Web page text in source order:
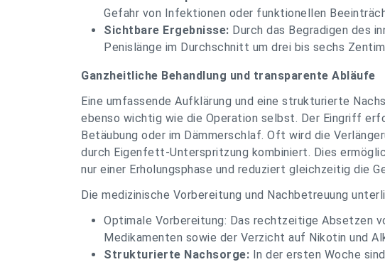
Gefahr von Infektionen oder funktionellen
Sichtbare Ergebnisse: Durch das Begradigen des
Penislänge im Durchschnitt um drei bis sechs
Ganzheitliche Behandlung und transparente Abläufe
Eine umfassende Aufklärung und eine strukturierte
ebenso wichtig wie die Operation selbst. Der Eingriff
Betäubung oder im Dämmerschlaf. Oft wird die
durch Eigenfett-Unterspritzung kombiniert. Dies
nur einer Erholungsphase und reduziert gleichzeitig die
Die medizinische Vorbereitung und Nachbetreuung
Optimale Vorbereitung: Das rechtzeitige Absetzen
Medikamenten sowie der Verzicht auf Nikotin und
Strukturierte Nachsorge: In der ersten Woche